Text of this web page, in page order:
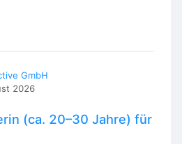
zu werden, freuen ich
GmbH
2026
(ca. 20–30 Jahre) für